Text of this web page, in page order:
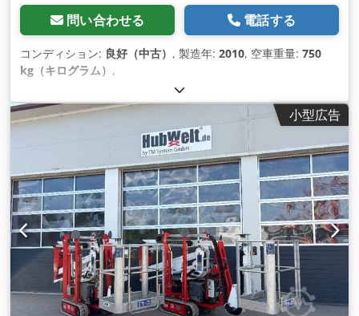
問い合わせる 電話する
コンディション: 良好（中古） , 製造年: 2010, 空車重量: 750
kg（キログラム） ,
小型広告